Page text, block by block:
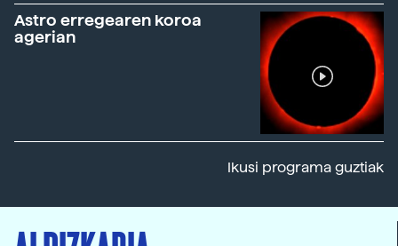
Astro erregearen koroa
agerian
Ikusi programa guztiak